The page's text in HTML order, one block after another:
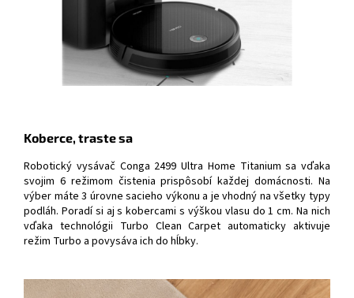
Koberce, traste sa
Robotický vysávač Conga 2499 Ultra Home Titanium sa vďaka
svojim 6 režimom čistenia prispôsobí každej domácnosti. Na
výber máte 3 úrovne sacieho výkonu a je vhodný na všetky typy
podláh. Poradí si aj s kobercami s výškou vlasu do 1 cm. Na nich
vďaka technológii Turbo Clean Carpet automaticky aktivuje
režim Turbo a povysáva ich do hĺbky.